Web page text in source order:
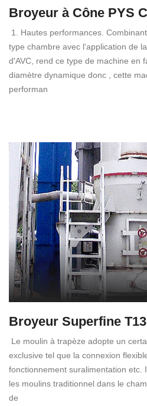
Broyeur à Cône PYS
1. Hautes performances.
type chambre avec l'application de
d'AVC, rend ce type de machine en
diamètre dynamique donc , cette
performan
Broyeur Superfine
Le moulin à trapèze adopte un
exclusive tel que la connexion
fonctionnement suralimentation etc.
les moulins traditionnel dans le
de